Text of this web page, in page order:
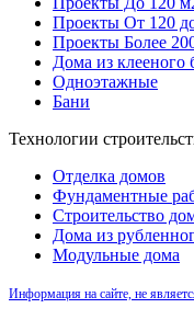
Проекты От 120
Проекты Более
Дома из клееного
Одноэтажные
Бани
Технологии
Отделка домов
Фундаментные
Строительство
Дома из
Модульные дома
Информация на сайте, не